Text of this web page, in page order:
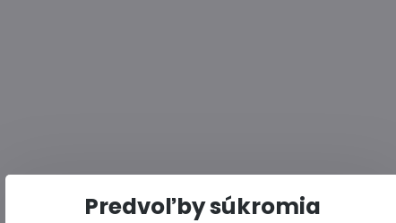
Predvoľby súkromia